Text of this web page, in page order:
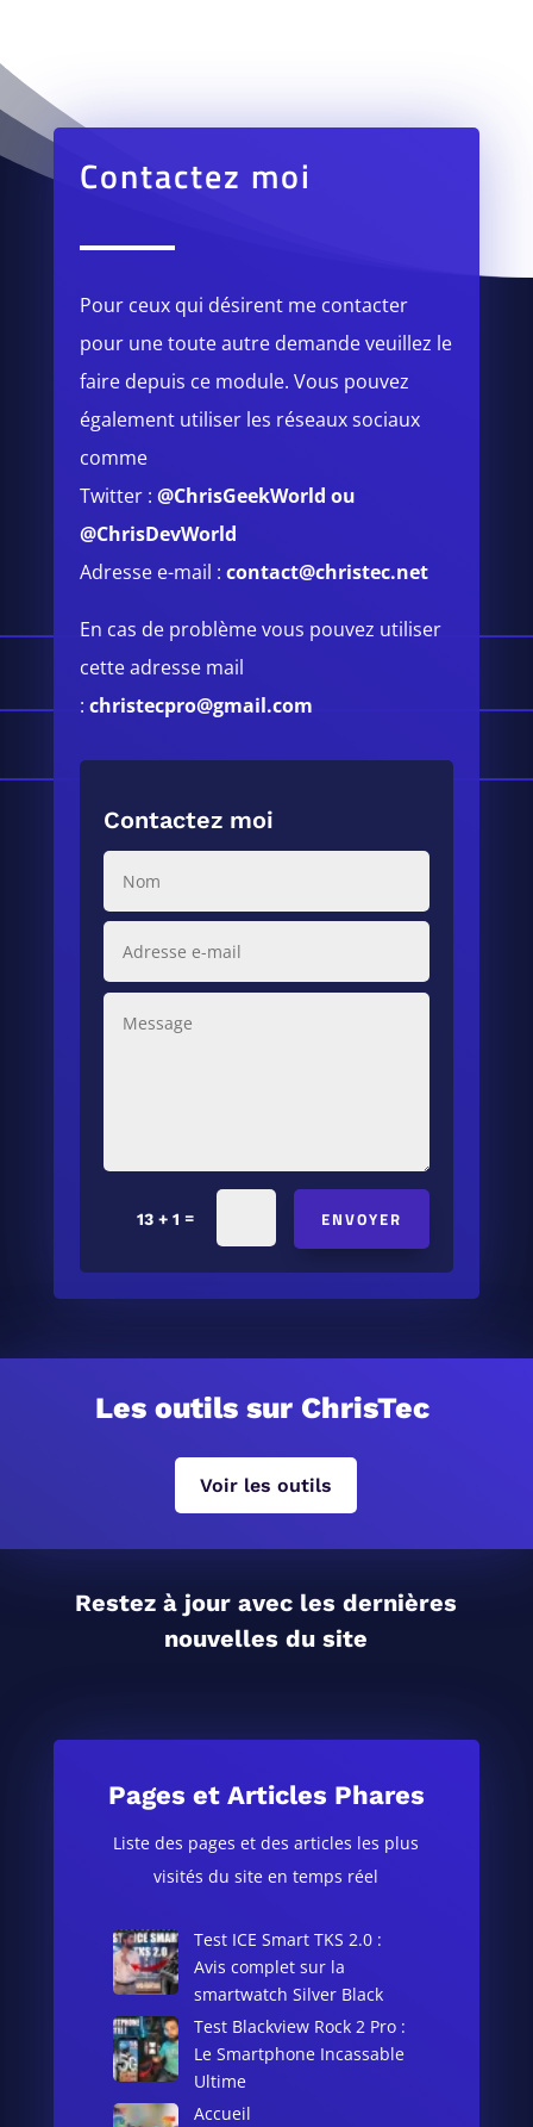
Contactez moi
Pour ceux qui désirent me contacter
pour une toute autre demande veuillez le
faire depuis ce module.Vous pouvez
également utiliser les réseaux sociaux
comme
Twitter :@ChrisGeekWorld ou
@ChrisDevWorld
Adresse e-mail :contact@christec.net
En cas de problème vous pouvez utiliser
cette adresse mail
:christecpro@gmail.com
Contactez moi
13 + 1 = ENVOYER
Les outils sur ChrisTec
Voir les outils
Restez à jour avec les dernières
nouvelles du site
Pages et Articles Phares
Liste des pages et des articles les plus
visités du site en temps réel
Test ICE Smart TKS 2.0 :
Avis complet sur la
smartwatch Silver Black
Test Blackview Rock 2 Pro :
Le Smartphone Incassable
Ultime
Accueil